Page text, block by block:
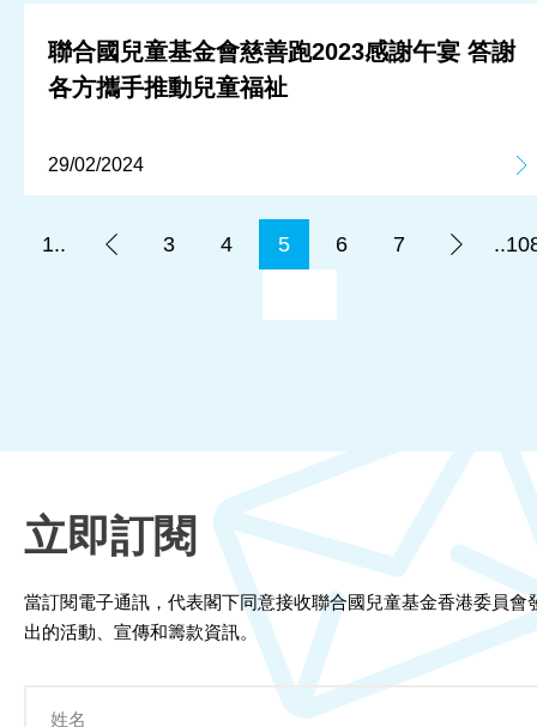
聯合國兒童基金會慈善跑2023感謝午宴 答謝
各方攜手推動兒童福祉
29/02/2024
1.. 3 4 5 6 7
立即訂閱
當訂閱電子通訊，代表閣下同意接收聯合國兒童基金香港委員會
出的活動、宣傳和籌款資訊。